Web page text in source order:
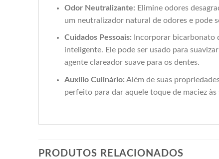
Odor Neutralizante: Elimine odores
um neutralizador natural de odores e pode
Cuidados Pessoais: Incorporar bicarbonato
inteligente. Ele pode ser usado para
agente clareador suave para os dentes.
Auxílio Culinário: Além de suas
perfeito para dar aquele toque de maciez
PRODUTOS RELACIONADOS